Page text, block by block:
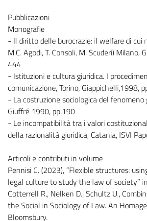
Pubblicazioni
Monografie
- Il diritto delle burocrazie: il welfare di cui
M.C. Agodi, T. Consoli, M. Scuderi) Milano,
444
- Istituzioni e cultura giuridica. I
comunicazione, Torino, Giappichelli,1998,
- La costruzione sociologica del fenomeno
Giuffré 1990, pp.190
- Le incompatibilità tra i valori
della razionalità giuridica, Catania, ISVI
Articoli e contributi in volume
Pennisi C. (2023), “Flexible structures:
legal culture to study the law of society”
Cotterrell R., Nelken D., Schultz U.,
the Social in Sociology of Law. An
Bloomsbury.